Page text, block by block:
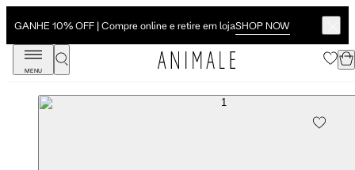
GANHE 10% OFF | Compre online e retire em lojaSHOP NOW
MENU